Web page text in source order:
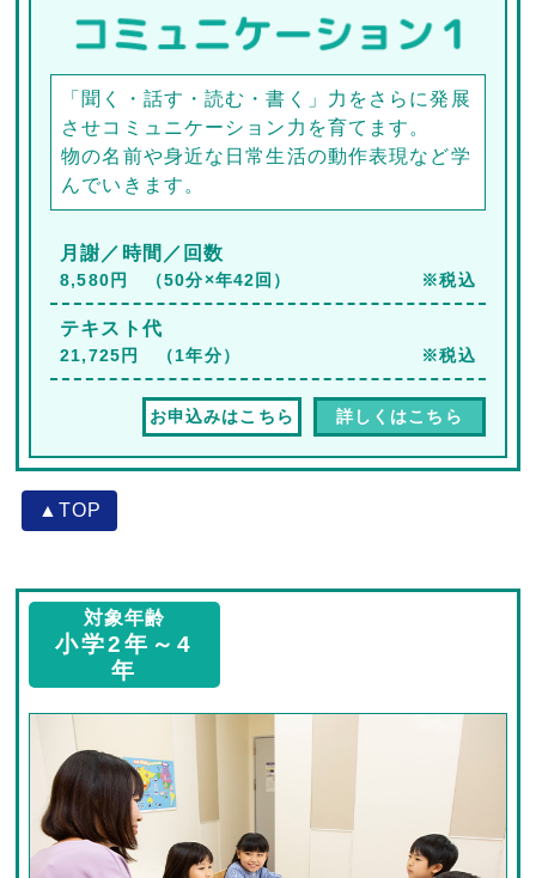
「聞く・話す・読む・書く」力をさらに発展
させコミュニケーション力を育てます。
物の名前や身近な日常生活の動作表現など学
んでいきます。
月謝／時間／回数
8,580円 （50分×年42回） ※税込
テキスト代
21,725円 （1年分） ※税込
詳しくはこちら
お申込みはこちら
▲TOP
対象年齢
小学2年～4
年